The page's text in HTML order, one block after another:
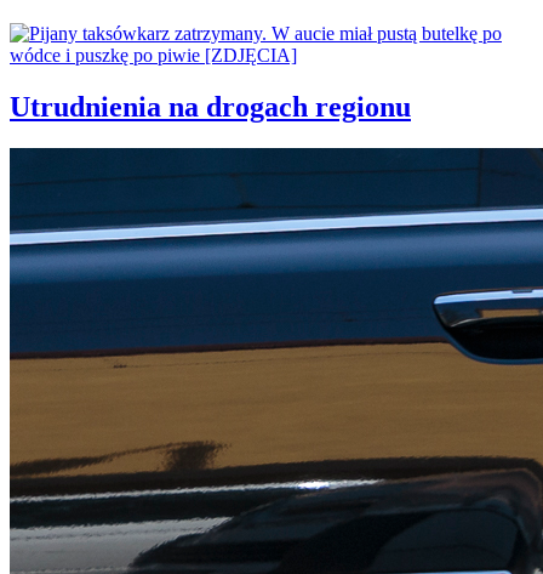
Utrudnienia na drogach regionu